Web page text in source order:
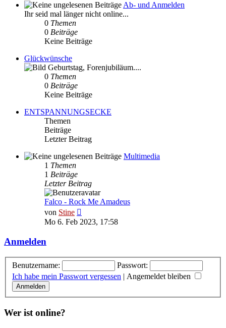
Ab- und Anmelden
Ihr seid mal länger nicht online...
0 Themen
0 Beiträge
Keine Beiträge
Glückwünsche
Geburtstag, Forenjubiläum....
0 Themen
0 Beiträge
Keine Beiträge
ENTSPANNUNGSECKE
Themen
Beiträge
Letzter Beitrag
Multimedia
1 Themen
1 Beiträge
Letzter Beitrag
Falco - Rock Me Amadeus
von Stine
Beitrag
Mo 6. Feb 2023, 17:58
Anmelden
Benutzername:
Passwort:
Ich habe mein Passwort vergessen
Angemeldet bleiben
Wer ist online?